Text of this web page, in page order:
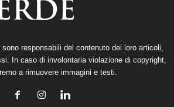
responsabili del contenuto dei loro articoli,
In caso di involontaria violazione di copyright,
a rimuovere immagini e testi.